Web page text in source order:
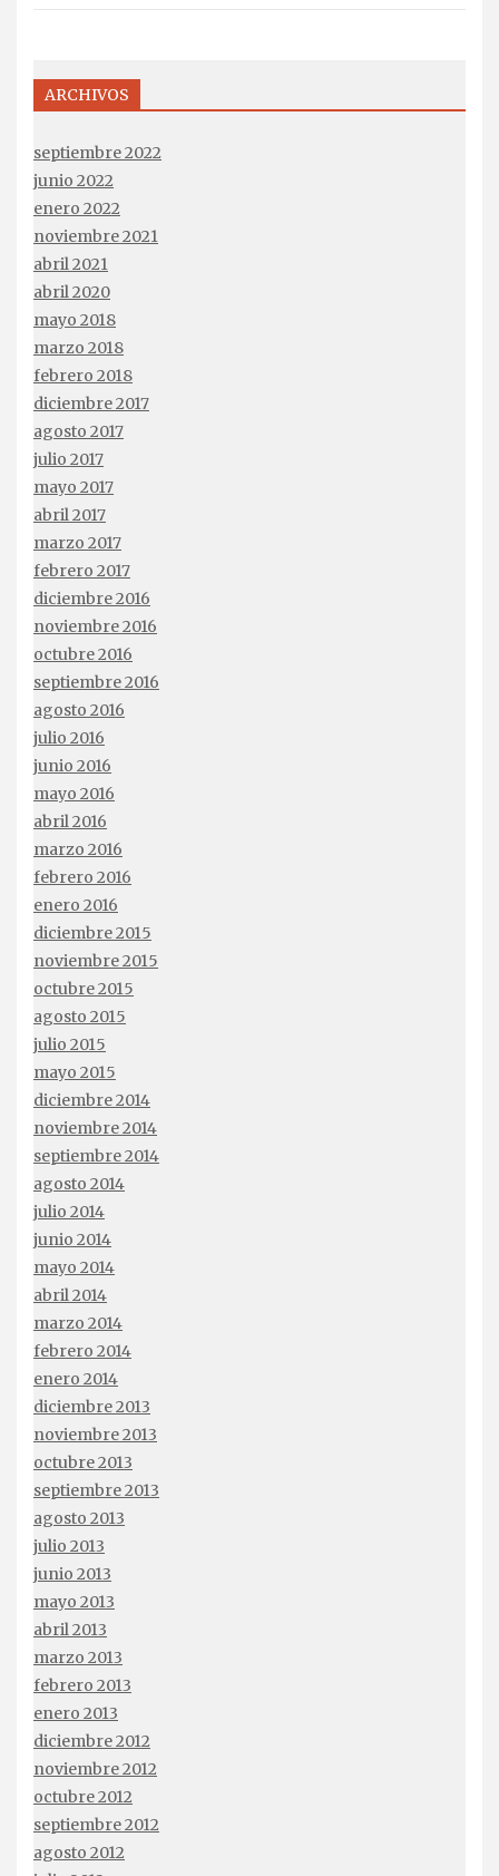
ARCHIVOS
septiembre 2022
junio 2022
enero 2022
noviembre 2021
abril 2021
abril 2020
mayo 2018
marzo 2018
febrero 2018
diciembre 2017
agosto 2017
julio 2017
mayo 2017
abril 2017
marzo 2017
febrero 2017
diciembre 2016
noviembre 2016
octubre 2016
septiembre 2016
agosto 2016
julio 2016
junio 2016
mayo 2016
abril 2016
marzo 2016
febrero 2016
enero 2016
diciembre 2015
noviembre 2015
octubre 2015
agosto 2015
julio 2015
mayo 2015
diciembre 2014
noviembre 2014
septiembre 2014
agosto 2014
julio 2014
junio 2014
mayo 2014
abril 2014
marzo 2014
febrero 2014
enero 2014
diciembre 2013
noviembre 2013
octubre 2013
septiembre 2013
agosto 2013
julio 2013
junio 2013
mayo 2013
abril 2013
marzo 2013
febrero 2013
enero 2013
diciembre 2012
noviembre 2012
octubre 2012
septiembre 2012
agosto 2012